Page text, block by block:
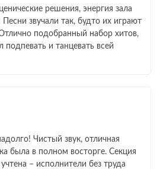
решения, энергия зала
звучали так, будто их играют
подобранный набор хитов,
подпевать и танцевать всей
Чистый звук, отличная
была в полном восторге. Секция
– исполнители без труда